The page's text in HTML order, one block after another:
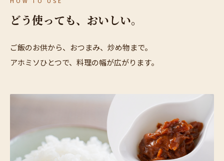
どう使っても、おいしい。
ご飯のお供から、おつまみ、炒め物まで。
アホミソひとつで、料理の幅が広がります。